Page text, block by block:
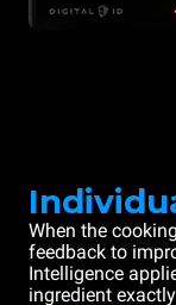
When the
feedback to
Intelligence
ingredient